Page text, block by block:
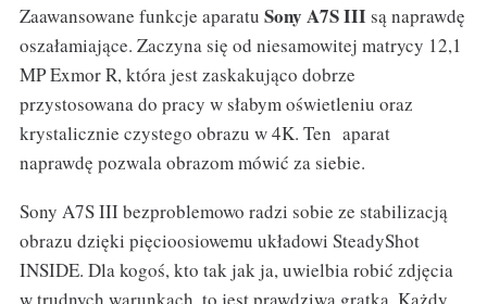
Zaawansowane funkcje aparatu Sony A7S IIIsą naprawdę
oszałamiające. Zaczyna się od niesamowitej matrycy 12,1
MP Exmor R, która jest zaskakująco dobrze
przystosowana do pracy w słabym oświetleniu oraz
krystalicznie czystego obrazu w 4K. Ten aparat
naprawdę pozwala obrazom mówić za siebie.
Sony A7S III bezproblemowo radzi sobie ze stabilizacją
obrazu dzięki pięcioosiowemu układowi SteadyShot
INSIDE. Dla kogoś, kto tak jak ja, uwielbia robić zdjęcia
w trudnych warunkach, to jest prawdziwa gratka. Każdy,